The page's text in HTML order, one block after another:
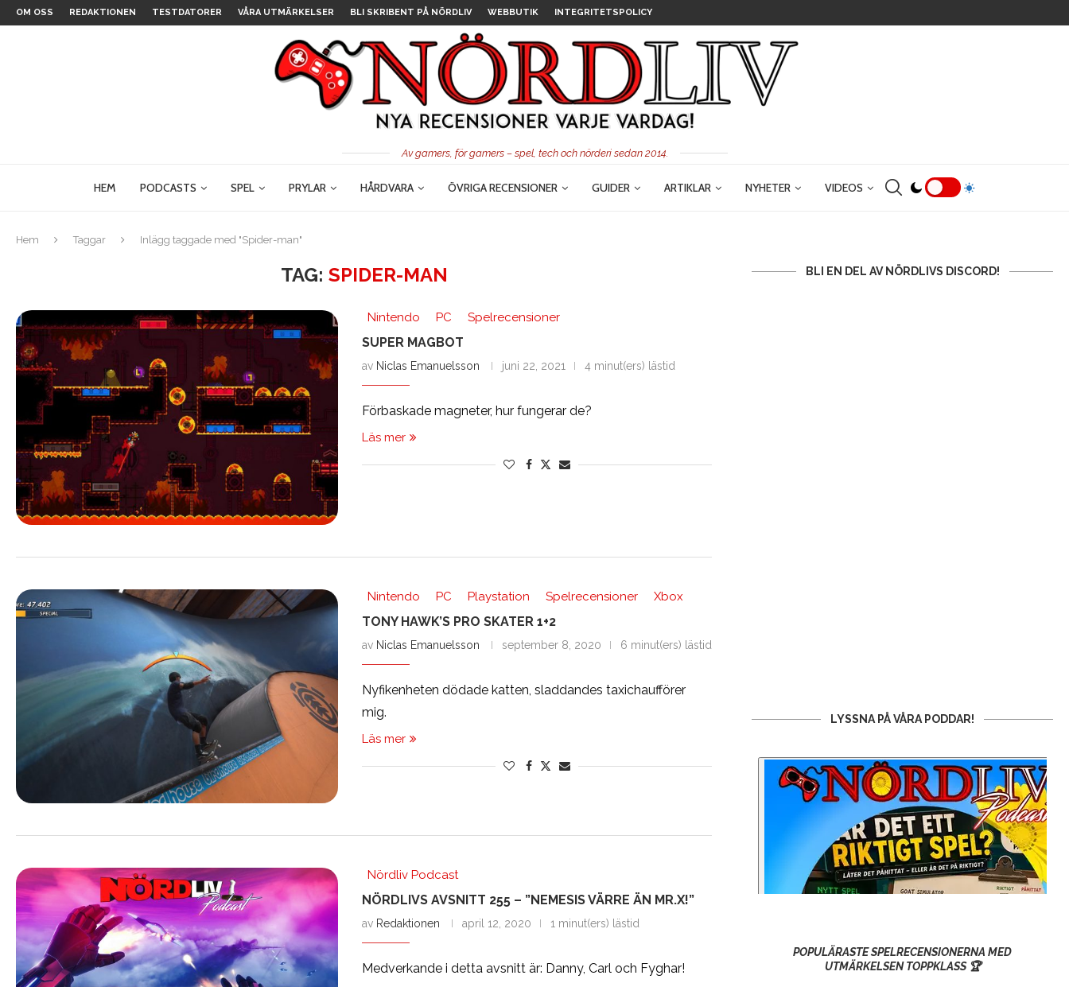
OM OSS REDAKTIONEN TESTDATORER VÅRA UTMÄRKELSER BLI SKRIBENT PÅ NÖRDLIV WEBBUTIK INTEGRITETSPOLICY
Av gamers, för gamers – spel, tech och nörderi sedan 2014.
HEM PODCASTS SPEL PRYLAR HÅRDVARA ÖVRIGA RECENSIONER GUIDER ARTIKLAR NYHETER VIDEOS
Hem Taggar Inlägg taggade med "Spider-man"
TAG: SPIDER-MAN
Nintendo PC Spelrecensioner
SUPER MAGBOT
av Niclas Emanuelsson juni 22, 2021 4 minut(ers) lästid
Förbaskade magneter, hur fungerar de?
Läs mer
Nintendo PC Playstation Spelrecensioner Xbox
TONY HAWK’S PRO SKATER 1+2
av Niclas Emanuelsson september 8, 2020 6 minut(ers) lästid
Nyfikenheten dödade katten, sladdandes taxichaufförer
mig.
Läs mer
Nördliv Podcast
NÖRDLIVS AVSNITT 255 – ”NEMESIS VÄRRE ÄN MR.X!”
av Redaktionen april 12, 2020 1 minut(ers) lästid
Medverkande i detta avsnitt är: Danny, Carl och Fyghar!
BLI EN DEL AV NÖRDLIVS DISCORD!
LYSSNA PÅ VÅRA PODDAR!
POPULÄRASTE SPELRECENSIONERNA MED
UTMÄRKELSEN TOPPKLASS 🏆